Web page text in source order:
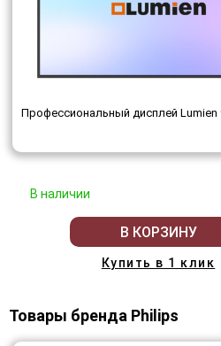
Профессиональный дисплей Lumien
В наличии
В КОРЗИНУ
Купить в 1 клик
Товары бренда Philips